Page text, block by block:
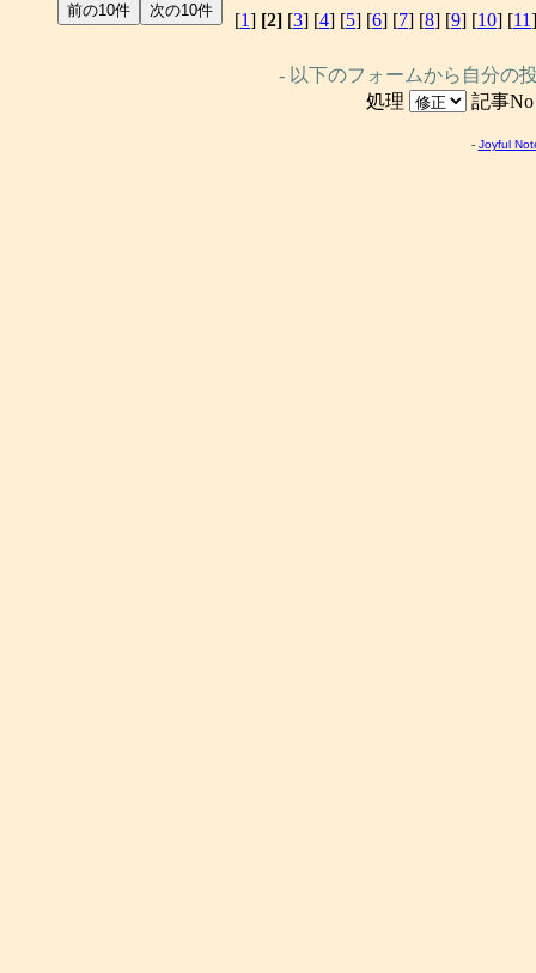
[1] [2] [3] [4] [5] [6] [7] [8] [9] [10] [11]
- 以下のフォームから自分の
処理
記事
- Joyful